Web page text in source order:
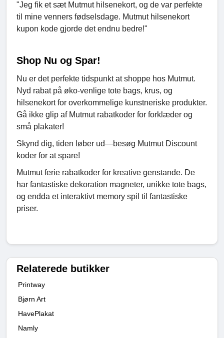
"Jeg fik et sæt Mutmut hilsenekort, og de var perfekte
til mine venners fødselsdage. Mutmut hilsenekort
kupon kode gjorde det endnu bedre!"
Shop Nu og Spar!
Nu er det perfekte tidspunkt at shoppe hos Mutmut.
Nyd rabat på øko-venlige tote bags, krus, og
hilsenekort for overkommelige kunstneriske produkter.
Gå ikke glip af Mutmut rabatkoder for forklæder og
små plakater!
Skynd dig, tiden løber ud—besøg Mutmut Discount
koder for at spare!
Mutmut ferie rabatkoder for kreative genstande. De
har fantastiske dekoration magneter, unikke tote bags,
og endda et interaktivt memory spil til fantastiske
priser.
Relaterede butikker
Printway
Bjørn Art
HavePlakat
Namly